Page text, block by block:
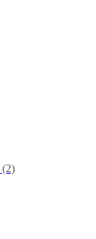
(2)